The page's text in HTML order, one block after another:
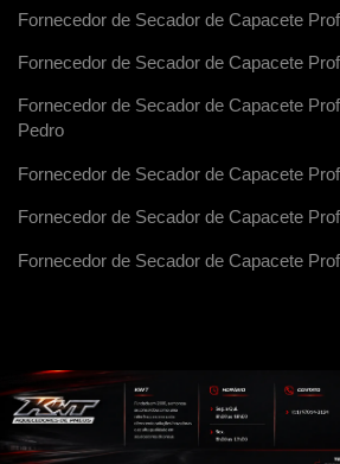
Fornecedor de Secador de Capacete
Fornecedor de Secador de Capacete
Fornecedor de Secador de Capacete
Pedro
Fornecedor de Secador de Capacete
Fornecedor de Secador de Capacete
Fornecedor de Secador de Capacete